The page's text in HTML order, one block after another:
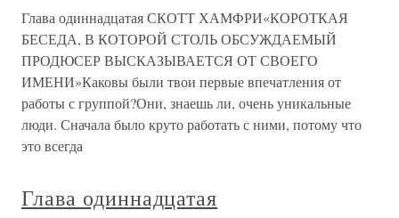
Глава одиннадцатая СКОТТ ХАМФРИ«КОРОТКАЯ
БЕСЕДА, В КОТОРОЙ СТОЛЬ ОБСУЖДАЕМЫЙ
ПРОДЮСЕР ВЫСКАЗЫВАЕТСЯ ОТ СВОЕГО
ИМЕНИ»Каковы были твои первые впечатления от
работы с группой?Они, знаешь ли, очень уникальные
люди. Сначала было круто работать с ними, потому что
это всегда
Глава одиннадцатая